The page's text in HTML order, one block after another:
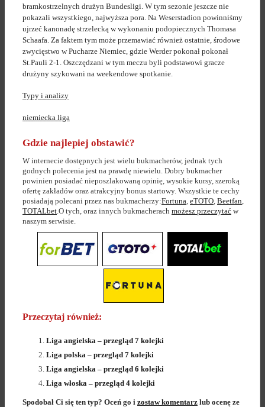
bramkostrzelnych drużyn Bundesligi. W tym sezonie jeszcze nie
pokazali wszystkiego, najwyższa pora. Na Weserstadion powinniśmy
ujrzeć kanonadę strzelecką w wykonaniu podopiecznych Thomasa
Schaafa. Za faktem tym może przemawiać również ostatnie, środowe
zwycięstwo w Pucharze Niemiec, gdzie Werder pokonał pokonał
St.Pauli 2-1. Oszczędzani w tym meczu byli podstawowi gracze
drużyny szykowani na weekendowe spotkanie.
Typy i analizy
niemiecka liga
Gdzie najlepiej obstawić?
W internecie dostępnych jest wielu bukmacherów, jednak tych
godnych polecenia jest na prawdę niewielu. Dobry bukmacher
powinien posiadać nieposzlakowaną opinię, wysokie kursy, szeroką
ofertę zakładów oraz atrakcyjny bonus startowy. Wszystkie te cechy
posiadają polecani przez nas bukmacherzy:Fortuna, eTOTO, Beetfan,
TOTALbet.O tych, oraz innych bukmacherach możesz przeczytać w
naszym serwisie.
Przeczytaj również:
Liga angielska – przegląd 7 kolejki
Liga polska – przegląd 7 kolejki
Liga angielska – przegląd 6 kolejki
Liga włoska – przegląd 4 kolejki
Spodobał Ci się ten typ? Oceń go i zostaw komentarz lub ocenę ze